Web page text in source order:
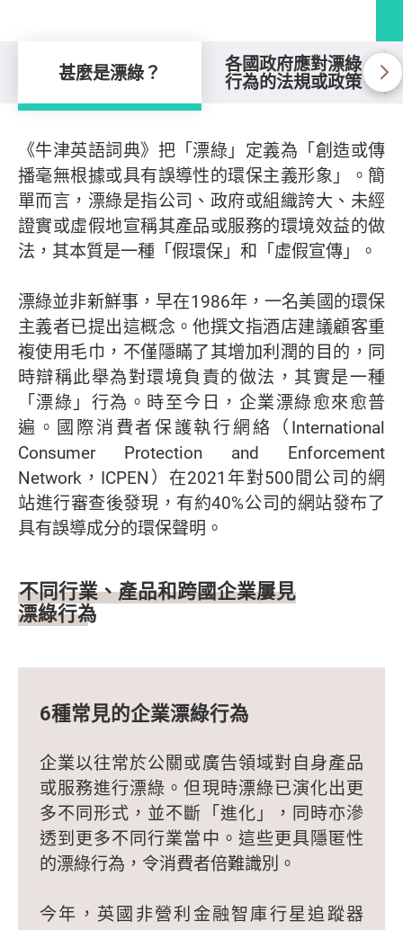
甚麼是漂綠？ 各國政府應對漂綠
行為的法規或政策
甚麼是漂綠？
《牛津英語詞典》把「漂綠」定義為「創造或傳
播毫無根據或具有誤導性的環保主義形象」。簡
單而言，漂綠是指公司、政府或組織誇大、未經
證實或虛假地宣稱其產品或服務的環境效益的做
法，其本質是一種「假環保」和「虛假宣傳」。
漂綠並非新鮮事，早在1986年，一名美國的環保
主義者已提出這概念。他撰文指酒店建議顧客重
複使用毛巾，不僅隱瞞了其增加利潤的目的，同
時辯稱此舉為對環境負責的做法，其實是一種
「漂綠」行為。時至今日，企業漂綠愈來愈普
遍。國際消費者保護執行網絡（International
Consumer Protection and Enforcement
Network，ICPEN）在2021年對500間公司的網
站進行審查後發現，有約40%公司的網站發布了
具有誤導成分的環保聲明。
不同行業、產品和跨國企業屢見
漂綠行為
6種常見的企業漂綠行為
企業以往常於公關或廣告領域對自身產品
或服務進行漂綠。但現時漂綠已演化出更
多不同形式，並不斷「進化」，同時亦滲
透到更多不同行業當中。這些更具隱匿性
的漂綠行為，令消費者倍難識別。
今年，英國非營利金融智庫行星追蹤器